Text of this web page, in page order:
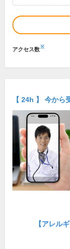
アクセス数※
【 24h 】 今から
【アレル